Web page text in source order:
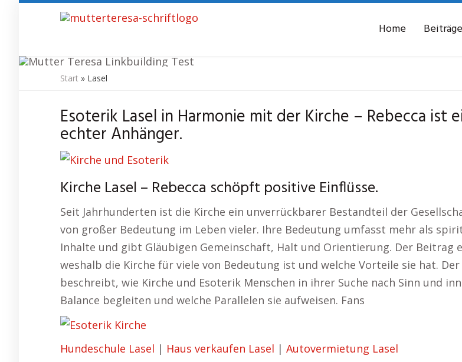
content
Home Beiträge
Kirche und
Start » Lasel
Esoterik Lasel in Harmonie mit der Kirche – Rebecca ist
echter Anhänger.
Kirche Lasel – Rebecca schöpft positive Einflüsse.
Seit Jahrhunderten ist die Kirche ein unverrückbarer Bestandteil der
von großer Bedeutung im Leben vieler. Ihre Bedeutung umfasst mehr als
Inhalte und gibt Gläubigen Gemeinschaft, Halt und Orientierung. Der Beitrag
weshalb die Kirche für viele von Bedeutung ist und welche Vorteile sie hat.
beschreibt, wie Kirche und Esoterik Menschen in ihrer Suche nach Sinn und
Balance begleiten und welche Parallelen sie aufweisen. Fans
Hundeschule Lasel | Haus verkaufen Lasel | Autovermietung Lasel